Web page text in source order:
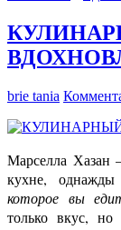
brie tania
Марселла Хазан
кухне, однажды
которое вы
только вкус,